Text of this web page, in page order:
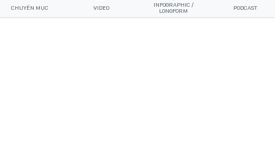
CHUYÊN MỤC VIDEO
INFOGRAPHIC /
LONGFORM
PODCAST